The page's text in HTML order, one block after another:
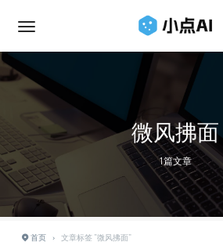
微风拂面
1篇文章
首页 › 文章标签 "微风拂面"